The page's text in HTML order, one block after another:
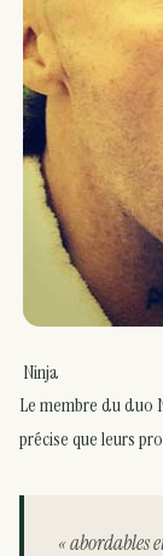
Ninja
Le membre du duo
précise que leurs
« abordables